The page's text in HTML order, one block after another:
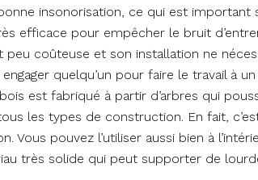
insonorisation, ce qui est
efficace pour empêcher le bruit
coûteuse et son installation ne
quelqu’un pour faire le travail à
est fabriqué à partir d’arbres qui
les types de construction. En fait,
Vous pouvez l’utiliser aussi bien à
très solide qui peut supporter de